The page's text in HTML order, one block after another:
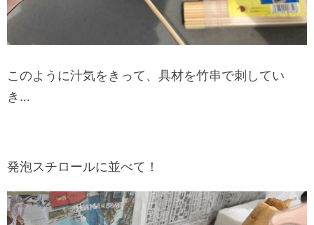
このように汁気をきって、具材を竹串で刺してい
き…
発泡スチロールに並べて！